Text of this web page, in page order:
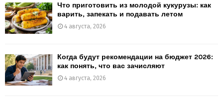
Что приготовить из молодой кукурузы: как
варить, запекать и подавать летом
4 августа, 2026
Когда будут рекомендации на бюджет 2026:
как понять, что вас зачисляют
4 августа, 2026